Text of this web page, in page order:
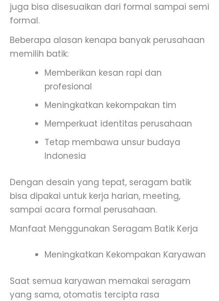
juga bisa disesuaikan dari formal sampai semi
formal.
Beberapa alasan kenapa banyak perusahaan
memilih batik:
Memberikan kesan rapi dan
profesional
Meningkatkan kekompakan tim
Memperkuat identitas perusahaan
Tetap membawa unsur budaya
Indonesia
Dengan desain yang tepat, seragam batik
bisa dipakai untuk kerja harian, meeting,
sampai acara formal perusahaan.
Manfaat Menggunakan Seragam Batik Kerja
Meningkatkan Kekompakan Karyawan
Saat semua karyawan memakai seragam
yang sama, otomatis tercipta rasa